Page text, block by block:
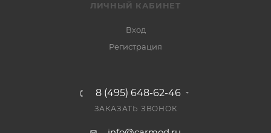
ЛИЧНЫЙ КАБИНЕТ
Вход
Регистрация
8 (495) 648-62-46
ЗАКАЗАТЬ ЗВОНОК